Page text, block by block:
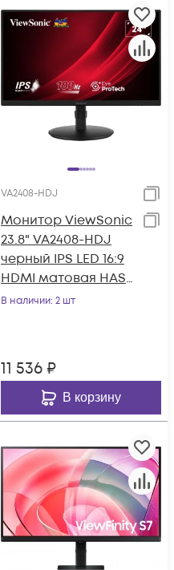
VA2408-HDJ
Монитор ViewSonic
23.8" VA2408-HDJ
черный IPS LED 16:9
HDMI матовая HAS
Piv 250cd 178гр/178гр
В наличии: 2 шт
11 536 ₽
В корзину